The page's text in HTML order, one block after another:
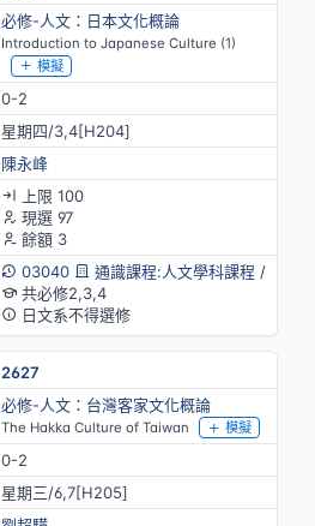
必修-人文：日本文化概論
Introduction to Japanese Culture (1)
模擬
0-2
星期四/3,4[H204]
陳永峰
上限 100
現選 97
餘額 3
03040
通識課程:人文學科課程 /
共必修2,3,4
日文系不得選修
2627
必修-人文：台灣客家文化概論
The Hakka Culture of Taiwan 模擬
0-2
星期三/6,7[H205]